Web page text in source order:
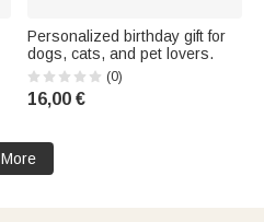
Personalized birthday gift for
dogs, cats, and pet lovers.
(0)
16,00 €
More